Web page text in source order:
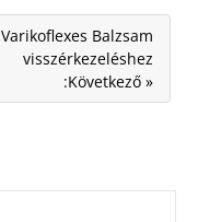
Varikoflexes Balzsam
visszérkezeléshez
:Következő »